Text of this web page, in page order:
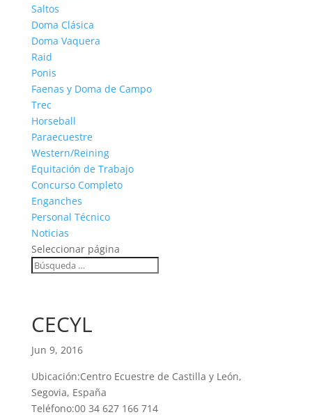
Saltos
Doma Clásica
Doma Vaquera
Raid
Ponis
Faenas y Doma de Campo
Trec
Horseball
Paraecuestre
Western/Reining
Equitación de Trabajo
Concurso Completo
Enganches
Personal Técnico
Noticias
Seleccionar página
CECYL
Jun 9, 2016
Ubicación:Centro Ecuestre de Castilla y León,
Segovia, España
Teléfono:00 34 627 166 714